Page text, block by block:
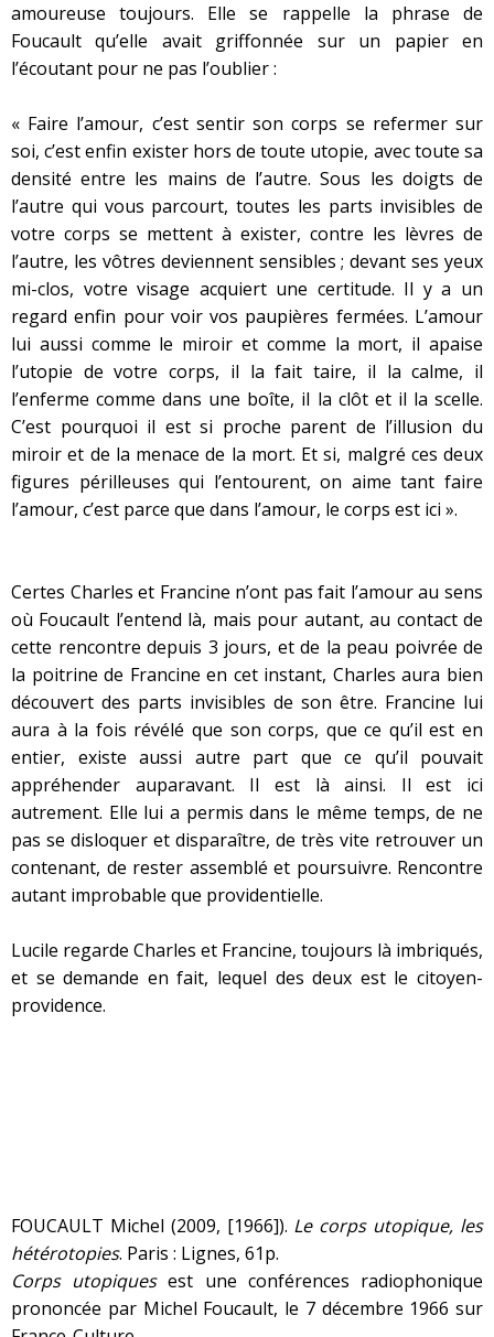
amoureuse toujours. Elle se rappelle la phrase de
Foucault qu’elle avait griffonnée sur un papier en
l’écoutant pour ne pas l’oublier :
« Faire l’amour, c’est sentir son corps se refermer sur
soi, c’est enfin exister hors de toute utopie, avec toute sa
densité entre les mains de l’autre. Sous les doigts de
l’autre qui vous parcourt, toutes les parts invisibles de
votre corps se mettent à exister, contre les lèvres de
l’autre, les vôtres deviennent sensibles ; devant ses yeux
mi-clos, votre visage acquiert une certitude. Il y a un
regard enfin pour voir vos paupières fermées. L’amour
lui aussi comme le miroir et comme la mort, il apaise
l’utopie de votre corps, il la fait taire, il la calme, il
l’enferme comme dans une boîte, il la clôt et il la scelle.
C’est pourquoi il est si proche parent de l’illusion du
miroir et de la menace de la mort. Et si, malgré ces deux
figures périlleuses qui l’entourent, on aime tant faire
l’amour, c’est parce que dans l’amour, le corps est ici ».
Certes Charles et Francine n’ont pas fait l’amour au sens
où Foucault l’entend là, mais pour autant, au contact de
cette rencontre depuis 3 jours, et de la peau poivrée de
la poitrine de Francine en cet instant, Charles aura bien
découvert des parts invisibles de son être. Francine lui
aura à la fois révélé que son corps, que ce qu’il est en
entier, existe aussi autre part que ce qu’il pouvait
appréhender auparavant. Il est là ainsi. Il est ici
autrement. Elle lui a permis dans le même temps, de ne
pas se disloquer et disparaître, de très vite retrouver un
contenant, de rester assemblé et poursuivre. Rencontre
autant improbable que providentielle.
Lucile regarde Charles et Francine, toujours là imbriqués,
et se demande en fait, lequel des deux est le citoyen-
providence.
FOUCAULT Michel (2009, [1966]). Le corps utopique, les
hétérotopies. Paris : Lignes, 61p.
Corps utopiquesest une conférences radiophonique
prononcée par Michel Foucault, le 7 décembre 1966 sur